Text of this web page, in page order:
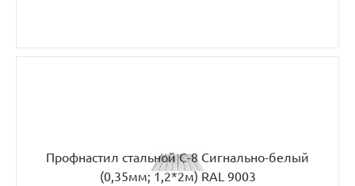
Профнастил стальной С-8 Сигнально-белый
(0,35мм; 1,2*2м) RAL 9003